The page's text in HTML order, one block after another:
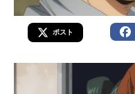
ポスト